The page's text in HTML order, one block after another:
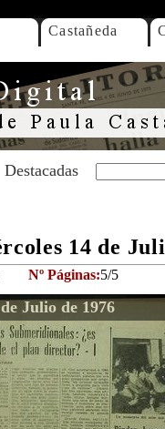
Castañeda
Destacadas
14 de
Nº Páginas:5/5
Julio de 1976